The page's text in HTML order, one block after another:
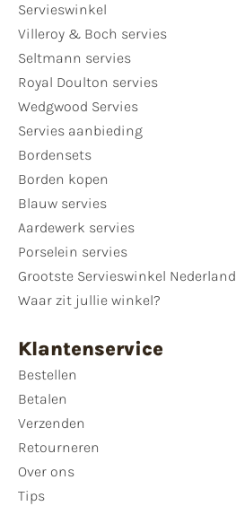
Servieswinkel
Villeroy & Boch servies
Seltmann servies
Royal Doulton servies
Wedgwood Servies
Servies aanbieding
Bordensets
Borden kopen
Blauw servies
Aardewerk servies
Porselein servies
Grootste Servieswinkel Nederland
Waar zit jullie winkel?
Klantenservice
Bestellen
Betalen
Verzenden
Retourneren
Over ons
Tips